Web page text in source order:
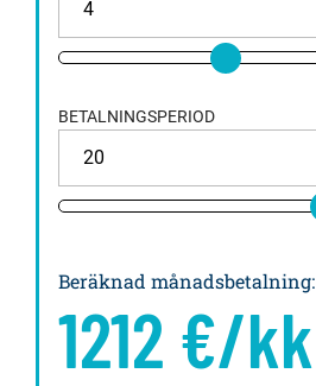
BETALNINGSPERIOD
Beräknad månadsbetalning:
1212 €/kk